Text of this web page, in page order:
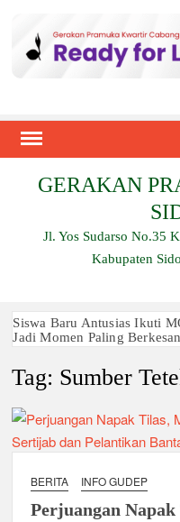
content
GERAKAN
Jl. Yos Sudarso No.35
Kabupaten
Siswa Baru Antusias Ikuti
Jadi Momen Paling Berkesan
Berjalan 2 Kilometer
Ambalan SMAN 3 Sidoarjo
Bersama 2026, Pererat Tali
Relevansi Pemikiran
Generasi Muda di Era Digital
Semangat “Cerdas, Ceria,
Kwarran Sukodono Tahun
Tag: Sumber
BERITA INFO GUDEP
Perjuangan